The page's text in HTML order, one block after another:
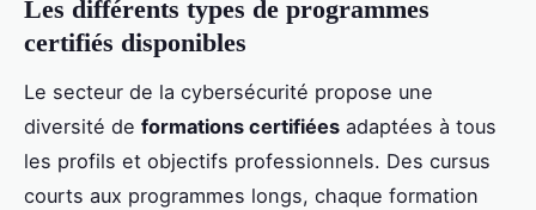
Les différents types de programmes
certifiés disponibles
Le secteur de la cybersécurité propose une
diversité de formations certifiées adaptées à tous
les profils et objectifs professionnels. Des cursus
courts aux programmes longs, chaque formation